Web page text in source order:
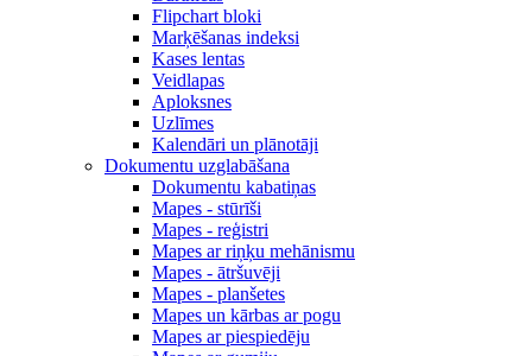
Flipchart bloki
Marķēšanas indeksi
Kases lentas
Veidlapas
Aploksnes
Uzlīmes
Kalendāri un plānotāji
Dokumentu uzglabāšana
Dokumentu kabatiņas
Mapes - stūrīši
Mapes - reģistri
Mapes ar riņķu mehānismu
Mapes - ātršuvēji
Mapes - planšetes
Mapes un kārbas ar pogu
Mapes ar piespiedēju